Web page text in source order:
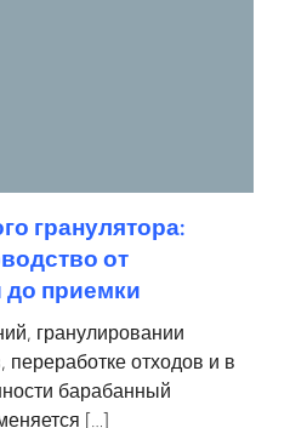
гранулятора:
от
до приемки
гранулировании
отходов и в
барабанный
[…]